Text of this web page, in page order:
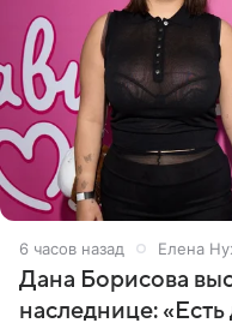
6 часов назад Елена
Дана Борисова
наследнице: